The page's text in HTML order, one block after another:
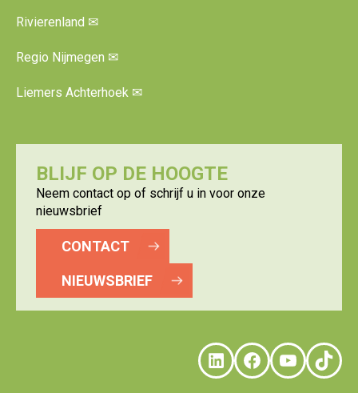
Rivierenland ✉
Regio Nijmegen ✉
Liemers Achterhoek ✉
BLIJF OP DE HOOGTE
Neem contact op of schrijf u in voor onze
nieuwsbrief
CONTACT
NIEUWSBRIEF
LinkedIn
Facebook